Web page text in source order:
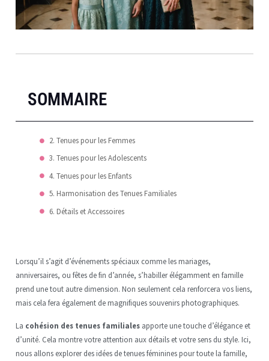
SOMMAIRE
2. Tenues pour les Femmes
3. Tenues pour les Adolescents
4. Tenues pour les Enfants
5. Harmonisation des Tenues Familiales
6. Détails et Accessoires
Lorsqu’il s’agit d’événements spéciaux comme les mariages,
anniversaires, ou fêtes de fin d’année, s’habiller élégamment en famille
prend une tout autre dimension. Non seulement cela renforcera vos liens,
mais cela fera également de magnifiques souvenirs photographiques.
La cohésion des tenues familialesapporte une touche d’élégance et
d’unité. Cela montre votre attention aux détails et votre sens du style. Ici,
nous allons explorer des idées de tenues féminines pour toute la famille,